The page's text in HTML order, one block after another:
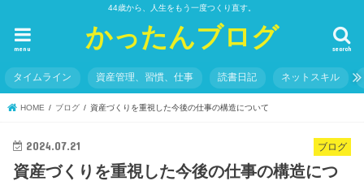
44歳から、人生をもう一度つくり直す。
かったんブログ search
menu
タイムライン 資産管理、習慣、仕事 読書日記 ネットスキル
HOME ブログ 資産づくりを重視した今後の仕事の構造について
ブログ
2024.07.21
資産づくりを重視した今後の仕事の構造につ